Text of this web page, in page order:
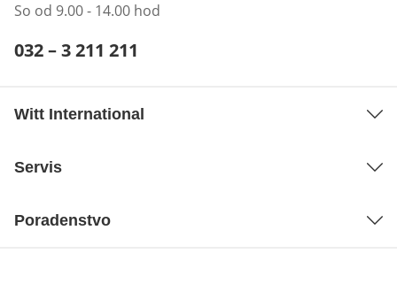
So od 9.00 - 14.00 hod
Telefónne číslo:
032 – 3 211 211
Witt International
Servis
Poradenstvo